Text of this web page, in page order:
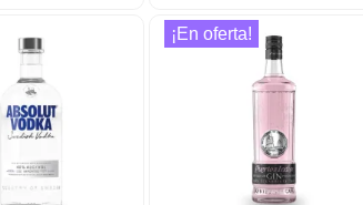
¡En oferta!